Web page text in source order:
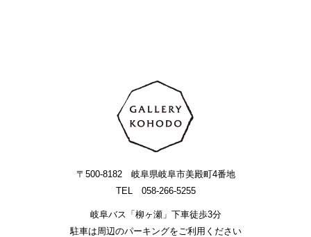
〒500-8182 岐阜県岐阜市美殿町4番地
TEL 058-266-5255
岐阜バス「柳ヶ瀬」下車徒歩3分
駐車は周辺のパーキングをご利用ください